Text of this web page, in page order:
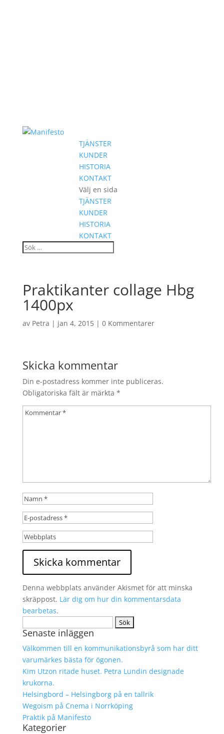
TJÄNSTER
KUNDER
HISTORIA
KONTAKT
Välj en sida
TJÄNSTER
KUNDER
HISTORIA
KONTAKT
Praktikanter collage Hbg
1400px
av Petra | jan 4, 2015| 0 Kommentarer
Skicka kommentar
Din e-postadress kommer inte publiceras.
Obligatoriska fält är märkta *
Denna webbplats använder Akismet för att minska
skräppost. Lär dig om hur din kommentarsdata
bearbetas.
efter:
Senaste inläggen
Välkommen till en kommunikationsbyrå som har ditt
varumärkes bästa för ögonen.
Kim Utzon ritade huset. Petra Lundin designade
krukorna.
Helsingbord – Helsingborg på en tallrik
Wegoism på Cnema i Norrköping
Praktik på Manifesto
Kategorier